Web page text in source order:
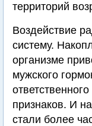
территорий
Воздействие
систему.
организме
мужского
признаков. И
стали более